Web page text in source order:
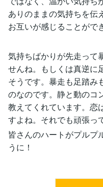
ありのままの気持ちを伝
お互いが感じることがで
気持ちばかりが先走って
せんね。もしくは真逆に
そうです。暴走も足踏み
のなのです。静と動のコ
教えてくれています。恋
すよね。それでも頑張っ
皆さんのハートがプルプ
うに！